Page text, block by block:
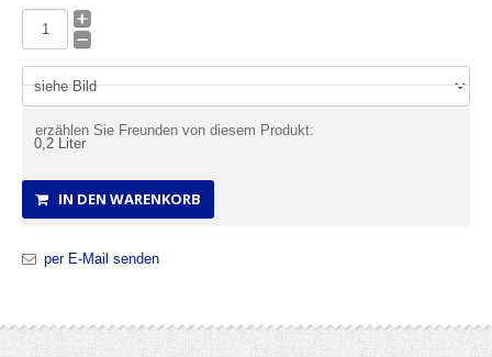
IN DEN WARENKORB
erzählen Sie Freunden von diesem Produkt:
per E-Mail senden